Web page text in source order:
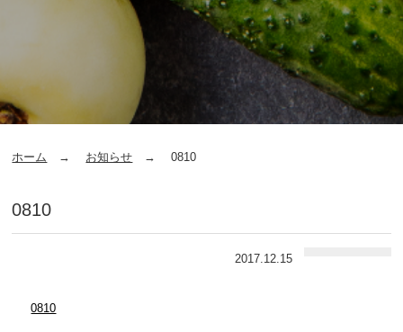
ホーム お知らせ 0810
0810
2017.12.15
0810